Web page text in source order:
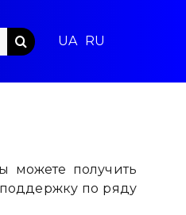
можете получить
по ряду